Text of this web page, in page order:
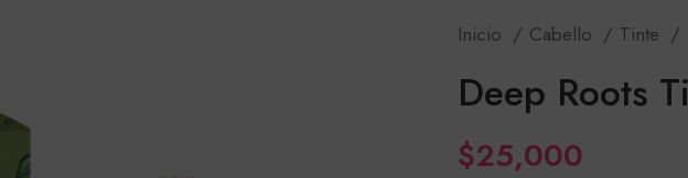
Inicio Cabello Tinte
Deep Roots
$25,000